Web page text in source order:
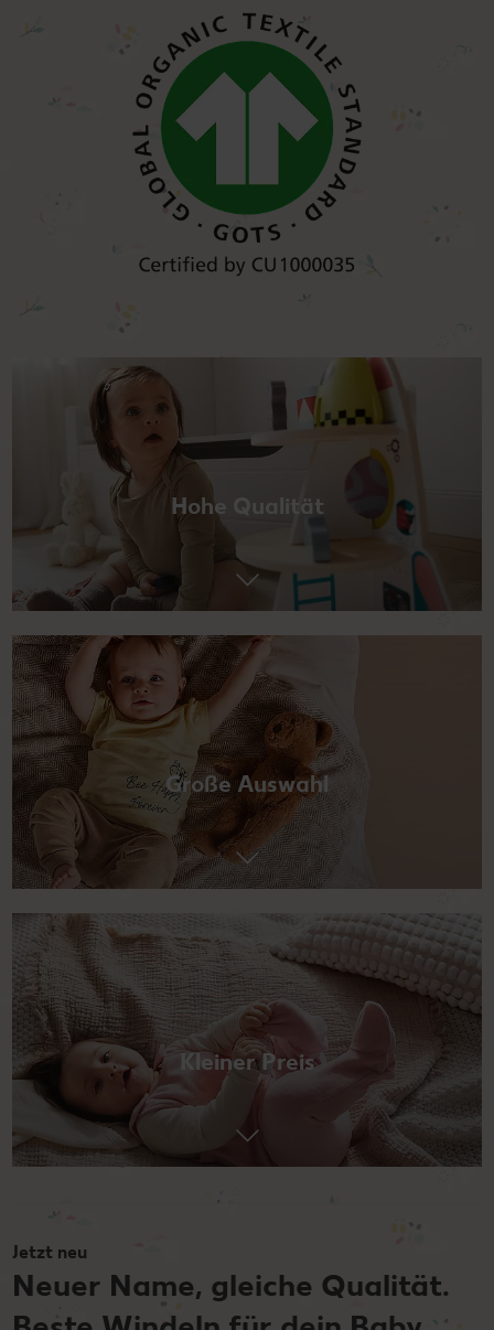
Hohe Qualität
Große Auswahl
Kleiner Preis
Jetzt neu
Neuer Name, gleiche Qualität.